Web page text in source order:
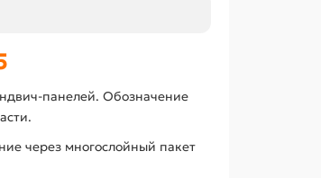
панелей. Обозначение
через многослойный пакет